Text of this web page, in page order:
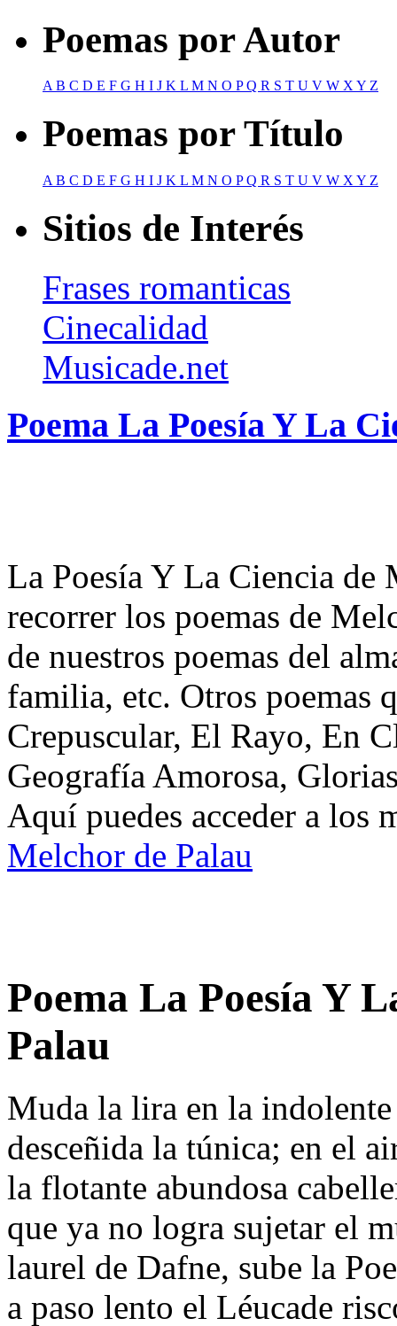
Poemas por Autor
AB C D E F G H I J K L M N O PQ R S T U V W XY Z
Poemas por Título
A B C D E F G H I J K L M N O PQ R S T U V W X Y Z
Sitios de Interés
Frases romanticas
Cinecalidad
Musicade.net
Poema La Poesía Y La
La Poesía Y La Ciencia de
recorrer los poemas de
de nuestros poemas del
familia, etc. Otros poemas
Crepuscular, El Rayo, En
Geografía Amorosa,
Aquí puedes acceder a los
Melchor de Palau
Poema La Poesía Y
Palau
Muda la lira en la
desceñida la túnica; en el
la flotante abundosa
que ya no logra sujetar el
laurel de Dafne, sube la
a paso lento el Léucade